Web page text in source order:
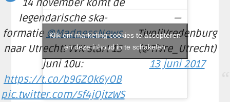
14 november komt de
legendarische ska-
formatie @MadnessNews
naar Utrecht! VVK start 15
juni 10u:
https://t.co/b9GZOk6yOB
pic.twitter.com/5f4jOjtzWS
—
TivoliVredenburg
(@TiVre_Utrecht)
13 juni 2017
Klik om marketing cookies te accepteren
en deze inhoud in te schakelen